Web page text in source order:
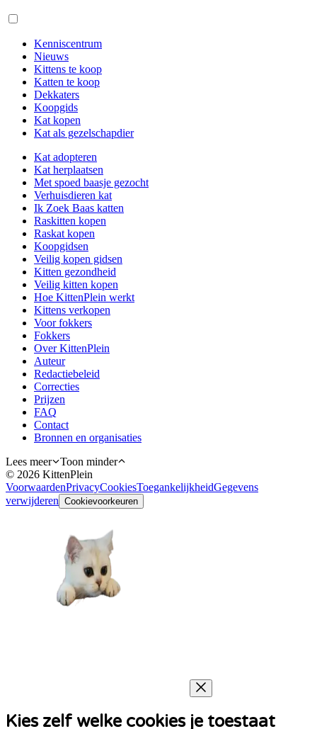
Kenniscentrum
Nieuws
Kittens te koop
Katten te koop
Dekkaters
Koopgids
Kat kopen
Kat als gezelschapdier
Kat adopteren
Kat herplaatsen
Met spoed baasje gezocht
Verhuisdieren kat
Ik Zoek Baas katten
Raskitten kopen
Raskat kopen
Koopgidsen
Veilig kopen gidsen
Kitten gezondheid
Veilig kitten kopen
Hoe KittenPlein werkt
Kittens verkopen
Voor fokkers
Fokkers
Over KittenPlein
Auteur
Redactiebeleid
Correcties
Prijzen
FAQ
Contact
Bronnen en organisaties
Lees meer
Toon minder
© 2026 KittenPlein
VoorwaardenPrivacyCookiesToegankelijkheidGegevens
verwijderen Cookievoorkeuren
Kies zelf welke cookies je toestaat